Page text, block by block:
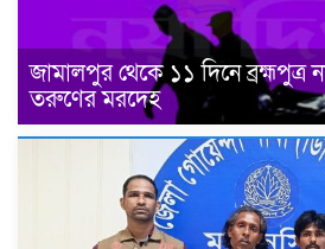
জামালপুর থেকে ১১ দিনে
তরুণের মরদেহ